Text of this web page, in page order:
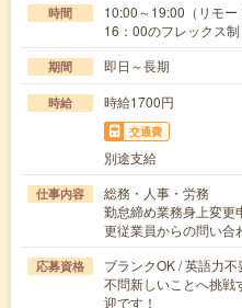
時間
10:00～19:00（リモ
16：00のフレックス制
期間 即日～長期
時給 時給1700円
交通費
別途支給
仕事内容
総務・人事・労務
勤怠締め業務身上変更
更従業員からの問い
応募資格
ブランクOK / 英語力不
不問新しいことへ挑戦
迎です！